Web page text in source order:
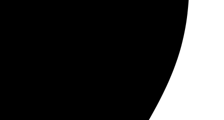
превзошёл ожидания!